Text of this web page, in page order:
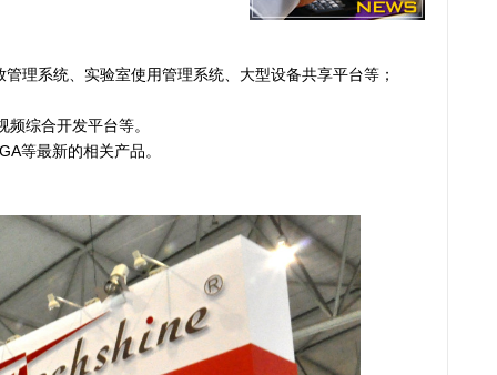
系统、实验室使用管理系统、大型设备共享平台等；
综合开发平台等。
等最新的相关产品。